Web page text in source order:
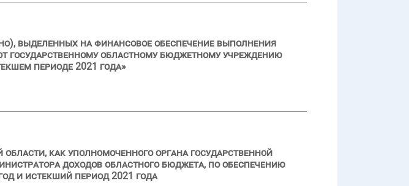
выделенных на финансовое обеспечение выполнения
государственному областному бюджетному учреждению
периоде 2021 года»
как уполномоченного органа государственной
доходов областного бюджета, по обеспечению
и истекший период 2021 года